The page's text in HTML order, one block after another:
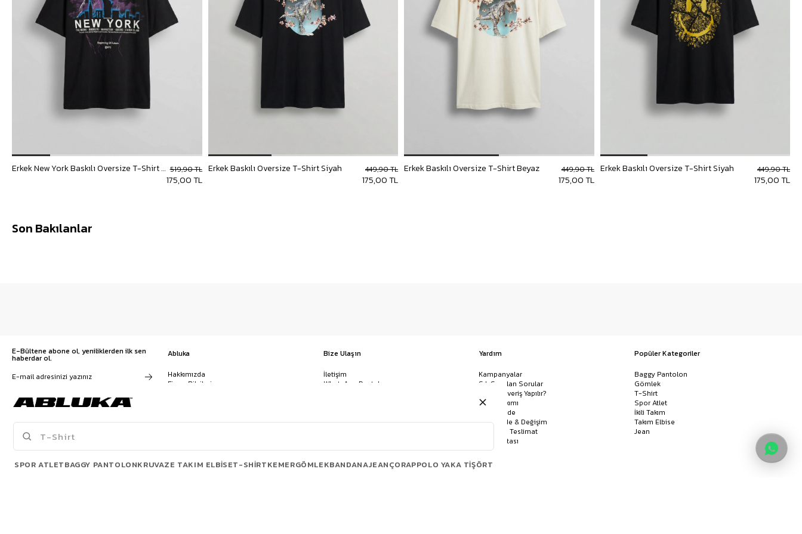
Erkek New York Baskılı Oversize T-Shirt Siyah
175,00 TL
519,90 TL Erkek Baskılı Oversize T-Shirt Siyah
175,00 TL
449,90 TL Erkek Baskılı Oversize T-Shirt Beyaz
175,00 TL
449,90 TL Erkek Baskılı Oversize T-Shirt Siyah
175,00 TL
449,90 TL
Son Bakılanlar
E-Bültene abone ol, yeniliklerden ilk sen
haberdar ol.
Kampanyalar, ürünler ve
değişiklikler hakkında e-mail ve
buradan ulaşabilirsin
Abluka
Hakkımızda
Firma Bilgileri
Sözleşmeler
Bize Ulaşın
İletişim
WhatsApp Destek
Havale/EFT ve Kapıda Ödeme
Yardım
Kampanyalar
Sık Sorulan Sorular
Nasıl Alışveriş Yapılır?
Giysi Bakımı
İptal & İade
Kolay İade & Değişim
Kargo ve Teslimat
Site Haritası
Popüler Kategoriler
Baggy Pantolon
Gömlek
T-Shirt
Spor Atlet
İkili Takım
Takım Elbise
Jean
SPOR ATLETBAGGY PANTOLONKRUVAZE TAKIM ELBISET-SHIRTKEMERGÖMLEKBANDANAJEANÇORAPPOLO YAKA TIŞÖRT